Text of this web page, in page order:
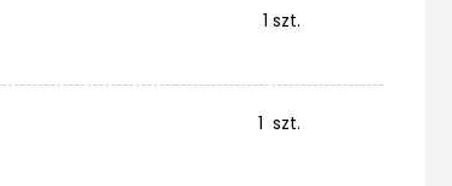
1 szt.
1 szt.